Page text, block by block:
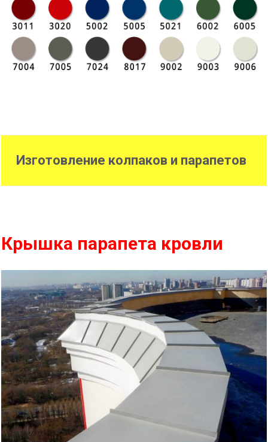
Изготовление колпаков и парапетов
Крышка парапета кровли